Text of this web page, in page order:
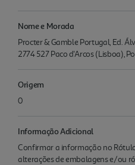
Nome e Morada
Procter & Gamble Portugal, Ed.
2774 527 Paco d'Arcos (Lisboa),
Origem
0
Informação Adicional
Confirmar a informação no
alterações de embalagens e/ou